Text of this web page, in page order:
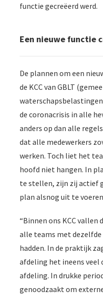
functie gecreëerd werd.
Een nieuwe functie
De plannen om een
de KCC van GBLT
de coronacrisis in alle
anders op dan alle
dat alle medewerkers
werken. Toch liet het
hoofd niet hangen. In
te stellen, zijn zij actief
plan alsnog uit te
“Binnen ons KCC
alle teams met
hadden. In de praktijk
afdeling het ineens veel
afdeling. In drukke
genoodzaakt om